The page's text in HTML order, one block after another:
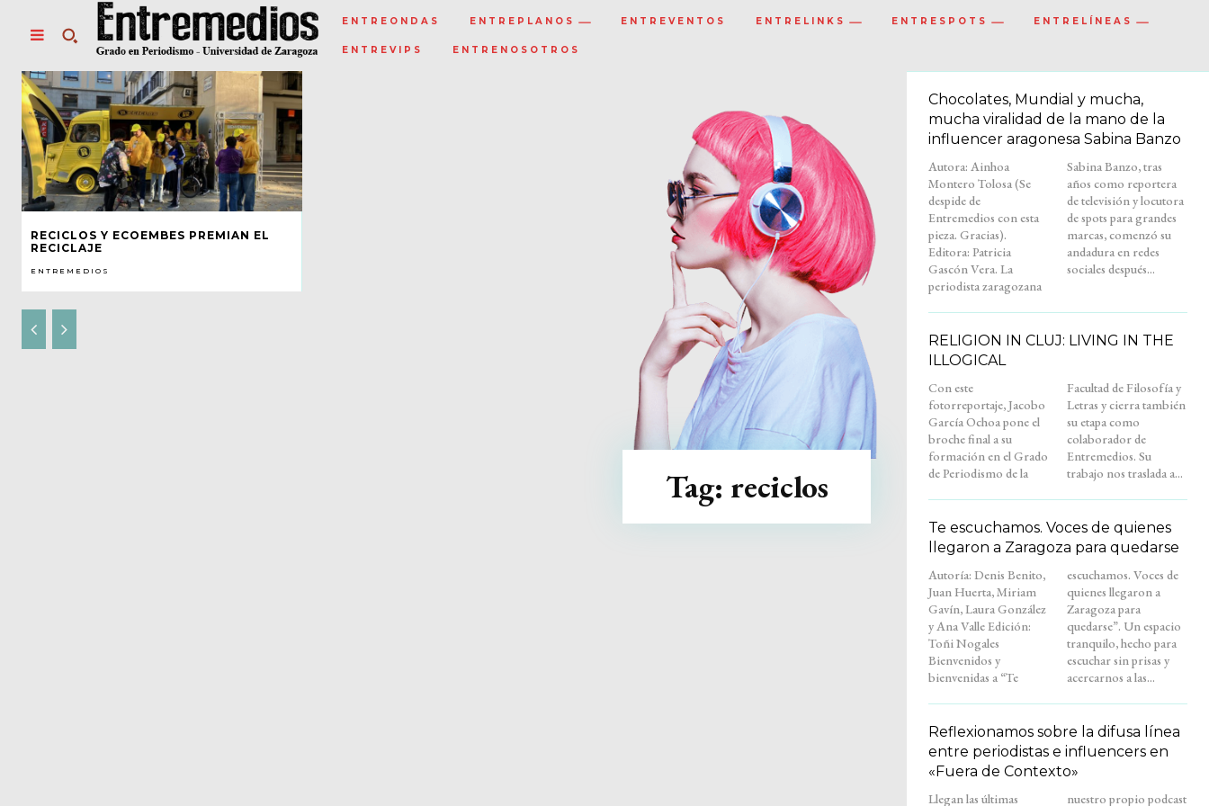
ENTREONDAS ENTREPLANOS ENTREVENTOS ENTRELINKS ENTRESPOTS ENTRELÍNEAS
ENTREVIPS ENTRENOSOTROS
RECICLOS Y ECOEMBES PREMIAN EL
RECICLAJE
ENTREMEDIOS
Tag: reciclos
Chocolates, Mundial y mucha,
mucha viralidad de la mano de la
influencer aragonesa Sabina Banzo
Autora: Ainhoa
Montero Tolosa (Se
despide de
Entremedios con esta
pieza. Gracias).
Editora: Patricia
Gascón Vera. La
periodista zaragozana
Sabina Banzo, tras
años como reportera
de televisión y locutora
de spots para grandes
marcas, comenzó su
andadura en redes
sociales después...
RELIGION IN CLUJ: LIVING IN THE
ILLOGICAL
Con este
fotorreportaje, Jacobo
García Ochoa pone el
broche final a su
formación en el Grado
de Periodismo de la
Facultad de Filosofía y
Letras y cierra también
su etapa como
colaborador de
Entremedios. Su
trabajo nos traslada a...
Te escuchamos. Voces de quienes
llegaron a Zaragoza para quedarse
Autoría: Denis Benito,
Juan Huerta, Miriam
Gavín, Laura González
y Ana Valle Edición:
Toñi Nogales
Bienvenidos y
bienvenidas a “Te
escuchamos. Voces de
quienes llegaron a
Zaragoza para
quedarse”. Un espacio
tranquilo, hecho para
escuchar sin prisas y
acercarnos a las...
Reflexionamos sobre la difusa línea
entre periodistas e influencers en
«Fuera de Contexto»
Llegan las últimas
nuestro propio podcast